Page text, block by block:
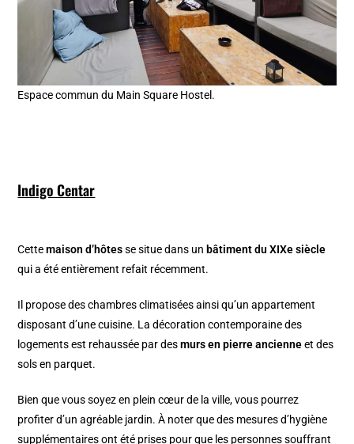
Espace commun du Main Square Hostel.
Indigo Centar
Cettemaison d’hôtesse situe dans unbâtiment du XIXe siècle
qui a été entièrement refait récemment.
Il propose des chambres climatisées ainsi qu’un appartement
disposant d’une cuisine. La décoration contemporaine des
logements est rehaussée par desmurs en pierre ancienneet des
sols en parquet.
Bien que vous soyez en plein cœur de la ville, vous pourrez
profiter d’un agréable jardin. À noter que des mesures d’hygiène
supplémentaires ont été prises pour que les personnes souffrant